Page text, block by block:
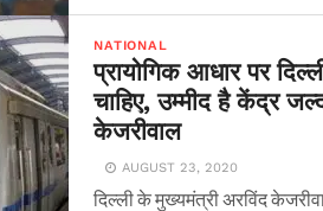
NATIONAL
प्रायोगिक आधार पर
चाहिए, उम्मीद है केंद्र
केजरीवाल
AUGUST 23, 2020
दिल्ली के मुख्यमंत्री अरविंद